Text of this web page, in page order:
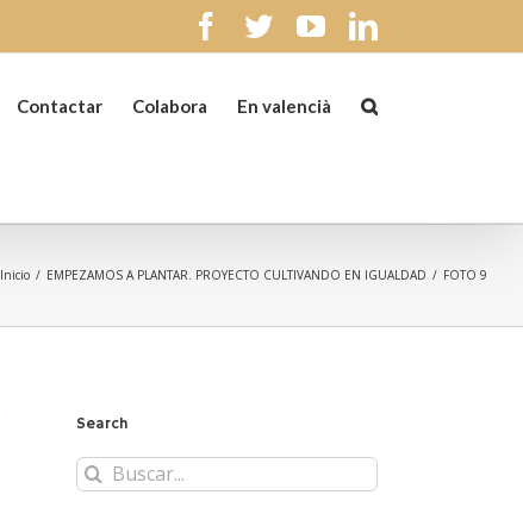
facebook
twitteryoutubelinkedin
Contactar Colabora En valencià
Inicio / EMPEZAMOS A PLANTAR. PROYECTO CULTIVANDO EN IGUALDAD / FOTO 9
Search
Buscar: